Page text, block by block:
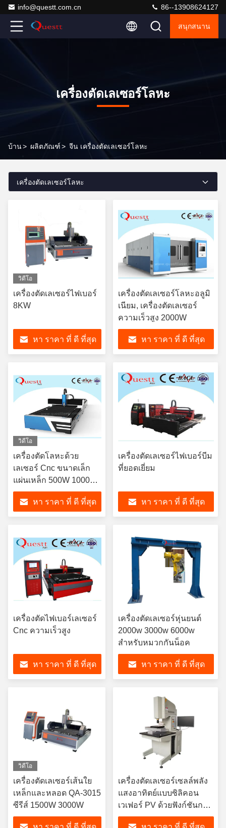
info@questt.com.cn 86--13908624127
สนุกสนาน
เครื่องตัดเลเซอร์โลหะ
บ้าน> ผลิตภัณฑ์> จีน เครื่องตัดเลเซอร์โลหะ
เครื่องตัดเลเซอร์โลหะ
วิดีโอ
เครื่องตัดเลเซอร์ไฟเบอร์
8KW
หา ราคา ที่ ดี ที่สุด
เครื่องตัดเลเซอร์โลหะอลูมิ
เนียม, เครื่องตัดเลเซอร์
ความเร็วสูง 2000W
หา ราคา ที่ ดี ที่สุด
วิดีโอ
เครื่องตัดโลหะด้วย
เลเซอร์ Cnc ขนาดเล็ก
แผ่นเหล็ก 500W 1000W
3000 Watt
หา ราคา ที่ ดี ที่สุด
เครื่องตัดเลเซอร์ไฟเบอร์บีม
ที่ยอดเยี่ยม
หา ราคา ที่ ดี ที่สุด
เครื่องตัดไฟเบอร์เลเซอร์
Cnc ความเร็วสูง
หา ราคา ที่ ดี ที่สุด
เครื่องตัดเลเซอร์หุ่นยนต์
2000w 3000w 6000w
สำหรับหมวกกันน็อค
หา ราคา ที่ ดี ที่สุด
วิดีโอ
เครื่องตัดเลเซอร์เส้นใย
เหล็กและหลอด QA-3015
ซีรีส์ 1500W 3000W
เครื่องตัดเลเซอร์เซลล์พลัง
แสงอาทิตย์แบบซิลิคอน
เวเฟอร์ PV ด้วยฟังก์ชันการ
เรียงลําดับ